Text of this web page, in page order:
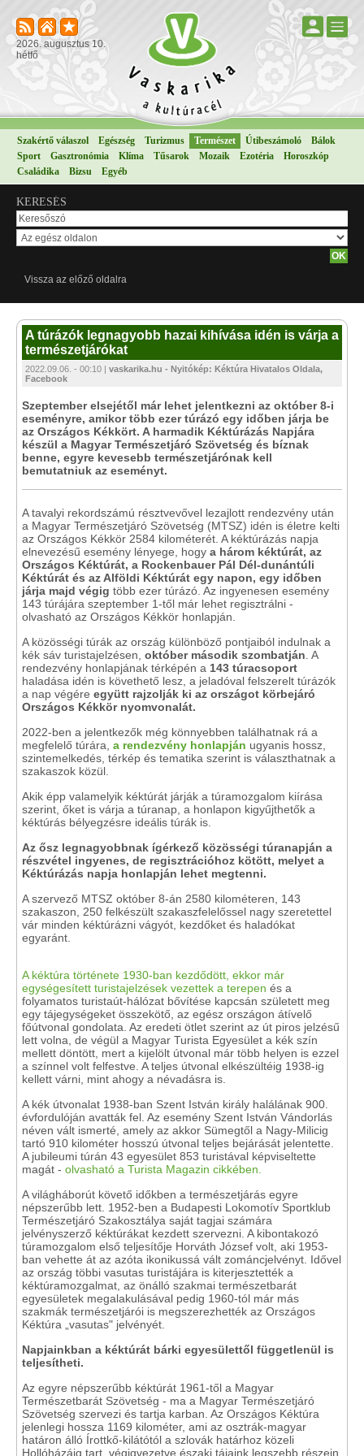
2026. augusztus 10.
hétfő
Szakértő válaszol Egészség Turizmus Természet Útibeszámoló
Bálok
Sport
Gasztronómia Klíma Tűsarok Mozaik Ezotéria
Horoszkóp
Családika
Bizsu Egyéb
KERESÉS
Vissza az előző oldalra
A túrázók legnagyobb hazai kihívása idén is várja a
természetjárókat
2022.09.06. - 00:10 | vaskarika.hu - Nyitókép: Kéktúra Hivatalos Oldala,
Facebook
Szeptember elsejétől már lehet jelentkezni az október 8-i
eseményre, amikor több ezer túrázó egy időben járja be
az Országos Kékkört. A harmadik Kéktúrázás Napjára
készül a Magyar Természetjáró Szövetség és bíznak
benne, egyre kevesebb természetjárónak kell
bemutatniuk az eseményt.
A tavalyi rekordszámú résztvevővel lezajlott rendezvény után
a Magyar Természetjáró Szövetség (MTSZ) idén is életre kelti
az Országos Kékkör 2584 kilométerét. A kéktúrázás napja
elnevezésű esemény lényege, hogy a három kéktúrát, az
Országos Kéktúrát, a Rockenbauer Pál Dél-dunántúli
Kéktúrát és az Alföldi Kéktúrát egy napon, egy időben
járja majd végig több ezer túrázó. Az ingyenesen esemény
143 túrájára szeptember 1-től már lehet regisztrálni -
olvasható az Országos Kékkör honlapján.
A közösségi túrák az ország különböző pontjaiból indulnak a
kék sáv turistajelzésen, október második szombatján . A
rendezvény honlapjának térképén a 143 túracsoport
haladása idén is követhető lesz, a jeladóval felszerelt túrázók
a nap végére együtt rajzolják ki az országot körbejáró
Országos Kékkör nyomvonalát.
2022-ben a jelentkezők még könnyebben találhatnak rá a
megfelelő túrára, a rendezvény honlapján ugyanis hossz,
szintemelkedés, térkép és tematika szerint is választhatnak a
szakaszok közül.
Akik épp valamelyik kéktúrát járják a túramozgalom kiírása
szerint, őket is várja a túranap, a honlapon kigyűjthetők a
kéktúrás bélyegzésre ideális túrák is.
Az ősz legnagyobbnak ígérkező közösségi túranapján a
részvétel ingyenes, de regisztrációhoz kötött, melyet a
Kéktúrázás napja honlapján lehet megtenni.
A szervező MTSZ október 8-án 2580 kilométeren, 143
szakaszon, 250 felkészült szakaszfelelőssel nagy szeretettel
vár minden kéktúrázni vágyót, kezdőket és haladókat
egyaránt.
A kéktúra története 1930-ban kezdődött, ekkor már
egységesített turistajelzések vezettek a terepen és a
folyamatos turistaút-hálózat bővítése kapcsán született meg
egy tájegységeket összekötő, az egész országon átívelő
főútvonal gondolata. Az eredeti ötlet szerint az út piros jelzésű
lett volna, de végül a Magyar Turista Egyesület a kék szín
mellett döntött, mert a kijelölt útvonal már több helyen is ezzel
a színnel volt felfestve. A teljes útvonal elkészültéig 1938-ig
kellett várni, mint ahogy a névadásra is.
A kék útvonalat 1938-ban Szent István király halálának 900.
évfordulóján avatták fel. Az esemény Szent István Vándorlás
néven vált ismerté, amely az akkor Sümegtől a Nagy-Milicig
tartó 910 kilométer hosszú útvonal teljes bejárását jelentette.
A jubileumi túrán 43 egyesület 853 turistával képviseltette
magát - olvasható a Turista Magazin cikkében.
A világháborút követő időkben a természetjárás egyre
népszerűbb lett. 1952-ben a Budapesti Lokomotív Sportklub
Természetjáró Szakosztálya saját tagjai számára
jelvényszerző kéktúrákat kezdett szervezni. A kibontakozó
túramozgalom első teljesítője Horváth József volt, aki 1953-
ban vehette át az azóta ikonikussá vált zománcjelvényt. Idővel
az ország többi vasutas turistájára is kiterjesztették a
kéktúramozgalmat, az önálló szakmai természetbarát
egyesületek megalakulásával pedig 1960-tól már más
szakmák természetjárói is megszerezhették az Országos
Kéktúra „vasutas" jelvényét.
Napjainkban a kéktúrát bárki egyesülettől függetlenül is
teljesítheti.
Az egyre népszerűbb kéktúrát 1961-től a Magyar
Természetbarát Szövetség - ma a Magyar Természetjáró
Szövetség szervezi és tartja karban. Az Országos Kéktúra
jelenlegi hossza 1169 kilométer, ami az osztrák-magyar
határon álló Írottkő-kilátótól a szlovák határhoz közeli
Hollóházáig tart, végigvezetve északi tájaink legszebb részein.